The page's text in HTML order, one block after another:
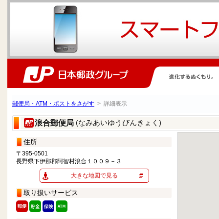
郵便局・ATM・ポストをさがす > 詳細表示
浪合郵便局 (なみあいゆうびんきょく)
住所
〒395-0501
長野県下伊那郡阿智村浪合１００９－３
大きな地図で見る
取り扱いサービス